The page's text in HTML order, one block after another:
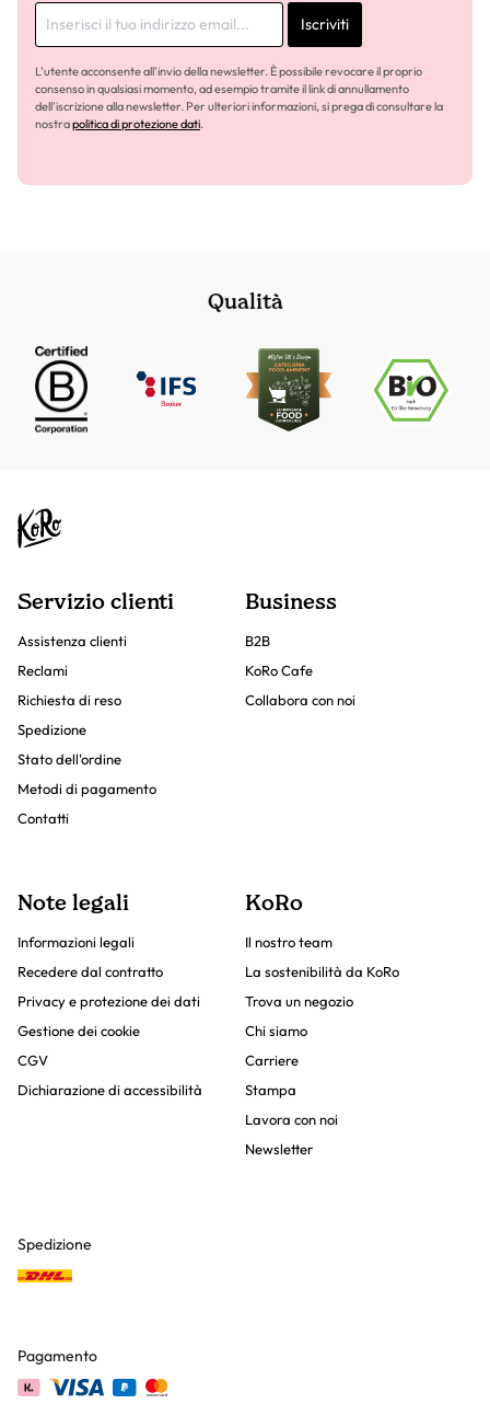
Iscriviti
L'utente acconsente all'invio della newsletter. È possibile revocare il proprio
consenso in qualsiasi momento, ad esempio tramite il link di annullamento
dell'iscrizione alla newsletter. Per ulteriori informazioni, si prega di consultare la
nostrapolitica di protezione dati.
Qualità
Servizio clienti
Assistenza clienti
Reclami
Richiesta di reso
Spedizione
Stato dell'ordine
Metodi di pagamento
Contatti
Business
B2B
KoRo Cafe
Collabora con noi
Note legali
Informazioni legali
Recedere dal contratto
Privacy e protezione dei dati
Gestione dei cookie
CGV
Dichiarazione di accessibilità
KoRo
Il nostro team
La sostenibilità da KoRo
Trova un negozio
Chi siamo
Carriere
Stampa
Lavora con noi
Newsletter
Spedizione
Pagamento